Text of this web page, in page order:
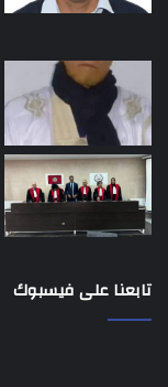
تابعنا على فيسبوك